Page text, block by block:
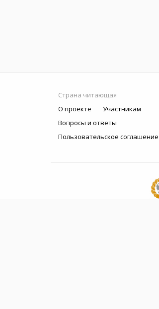
Страна читающая
О проекте
Участникам
Вопросы и ответы
Пользовательское соглашение